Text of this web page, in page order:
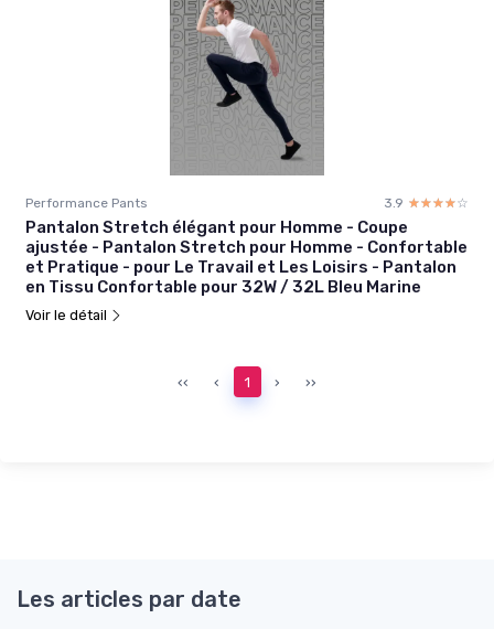
Performance Pants 3.9 ☆☆☆☆☆
★★★★★
Pantalon Stretch élégant pour Homme - Coupe
ajustée - Pantalon Stretch pour Homme - Confortable
et Pratique - pour Le Travail et Les Loisirs - Pantalon
en Tissu Confortable pour 32W / 32L Bleu Marine
Voir le détail
‹‹ ‹ 1 › ››
Les articles par date